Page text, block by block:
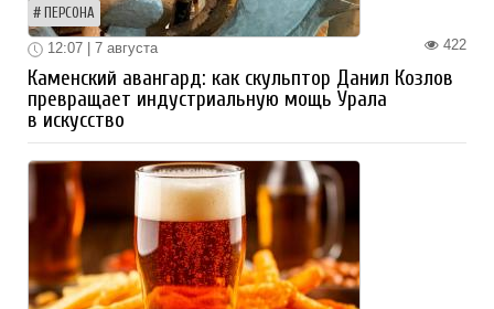
ПЕРСОНА
422
12:07 | 7 августа
Каменский авангард: как скульптор Данил Козлов
превращает индустриальную мощь Урала
в искусство